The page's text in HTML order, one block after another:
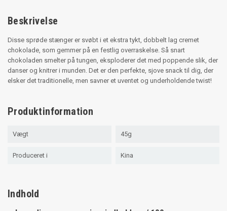
Beskrivelse
Disse sprøde stænger er svøbt i et ekstra tykt, dobbelt lag cremet
chokolade, som gemmer på en festlig overraskelse. Så snart
chokoladen smelter på tungen, eksploderer det med poppende slik, der
danser og knitrer i munden. Det er den perfekte, sjove snack til dig, der
elsker det traditionelle, men savner et uventet og underholdende twist!
Produktinformation
Vægt 45g
Produceret i Kina
Indhold